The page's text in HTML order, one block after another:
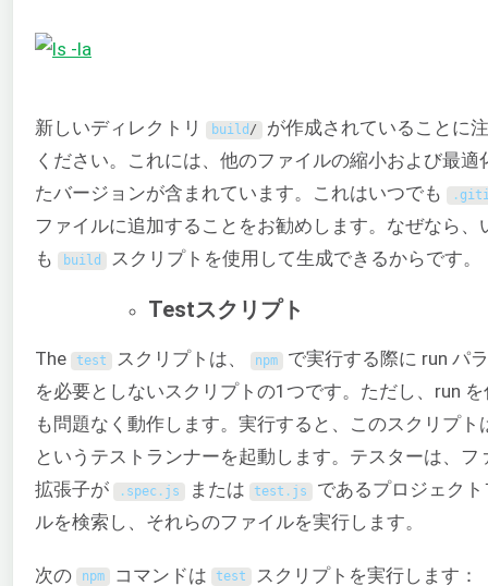
新しいディレクトリ build / が作成されていることに
ください。これには、他のファイルの縮小および最適
たバージョンが含まれています。これはいつでも
.
ファイルに追加することをお勧めします。なぜなら、
も
build スクリプトを使用して生成できるからです。
Testスクリプト
The test スクリプトは、 npm
で実行する際に run パ
を必要としないスクリプトの1つです。ただし、run
も問題なく動作します。実行すると、このスクリプト
というテストランナーを起動します。テスターは、フ
拡張子が
. spec . js または test . js
であるプロジェク
ルを検索し、それらのファイルを実行します。
次の npm コマンドは test スクリプトを実行します：